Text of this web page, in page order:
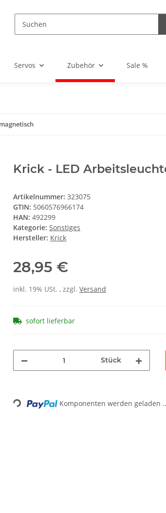
Servos Zubehör Sale %
Krick - LED
Artikelnummer: 323075
GTIN: 5060576966174
HAN: 492299
Kategorie: Sonstiges
Hersteller: Krick
28,95 €
inkl. 19% USt. , zzgl. Versand
sofort lieferbar
Stück
Loading... Komponenten werden geladen